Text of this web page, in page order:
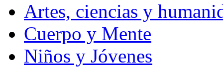
Artes, ciencias y
Cuerpo y Mente
Niños y Jóvenes